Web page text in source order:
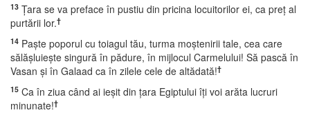
13 Ţara se va preface în pustiu din pricina locuitorilor ei, ca preţ al
purtării lor.†
14 Paşte poporul cu toiagul tău, turma moştenirii tale, cea care
sălăşluieşte singură în pădure, în mijlocul Carmelului! Să pască în
Vasan şi în Galaad ca în zilele cele de altădată!†
15 Ca în ziua când ai ieşit din ţara Egiptului îţi voi arăta lucruri
minunate!†